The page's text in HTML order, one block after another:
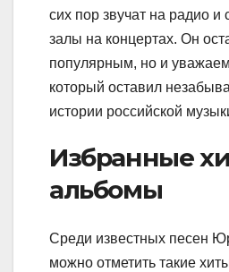
сих пор звучат на радио
залы на концертах. Он
популярным, но и
который оставил
истории российской
Избранные
альбомы
Среди известных песен
можно отметить такие